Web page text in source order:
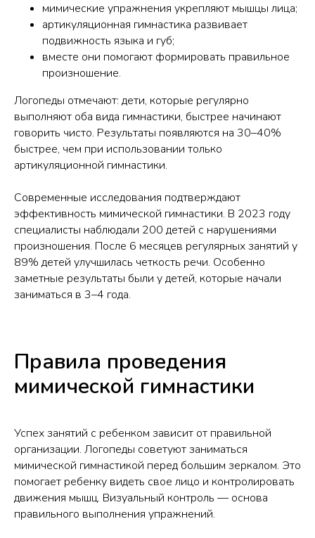
мимические упражнения укрепляют мышцы лица;
артикуляционная гимнастика развивает
подвижность языка и губ;
вместе они помогают формировать правильное
произношение.
Логопеды отмечают: дети, которые регулярно
выполняют оба вида гимнастики, быстрее начинают
говорить чисто. Результаты появляются на 30–40%
быстрее, чем при использовании только
артикуляционной гимнастики.
Современные исследования подтверждают
эффективность мимической гимнастики. В 2023 году
специалисты наблюдали 200 детей с нарушениями
произношения. После 6 месяцев регулярных занятий у
89% детей улучшилась четкость речи. Особенно
заметные результаты были у детей, которые начали
заниматься в 3–4 года.
Правила проведения
мимической гимнастики
Успех занятий с ребенком зависит от правильной
организации. Логопеды советуют заниматься
мимической гимнастикой перед большим зеркалом. Это
помогает ребенку видеть свое лицо и контролировать
движения мышц. Визуальный контроль — основа
правильного выполнения упражнений.